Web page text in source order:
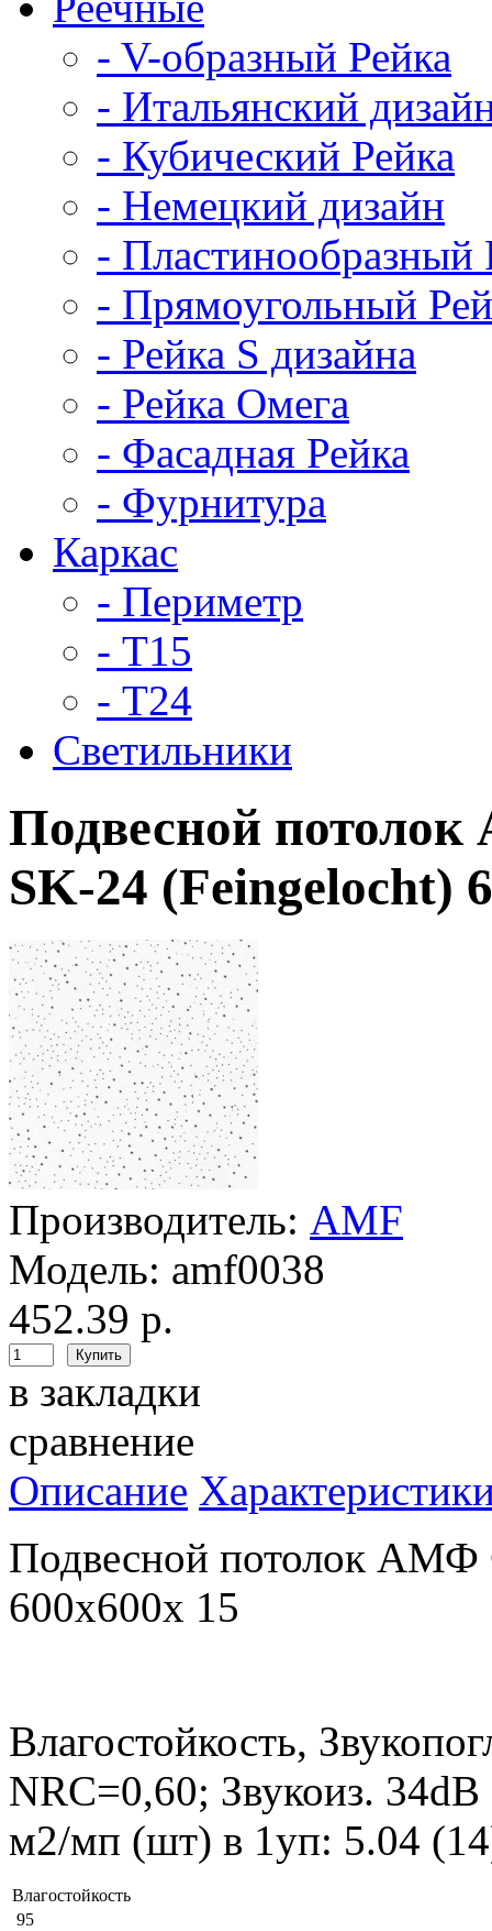
- V-образный Рейка
- Итальянский
- Кубический Рейка
- Немецкий дизайн
- Пластинообразный
- Прямоугольный
- Рейка S дизайна
- Рейка Омега
- Фасадная Рейка
- Фурнитура
Каркас
- Периметр
- Т15
- Т24
Светильники
Подвесной
SK-24 (Feingelocht)
Производитель: AMF
Модель: amf0038
452.39 р.
в закладки
сравнение
Описание
Подвесной потолок
600x600x 15
Влагостойкость,
NRC=0,60; Звукоиз. 34dB
м2/мп (шт) в 1уп: 5.04
Влагостойкость
95